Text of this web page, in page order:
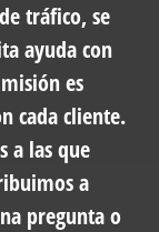
tráfico, se
ayuda con
es
cada cliente.
a las que
a
pregunta o